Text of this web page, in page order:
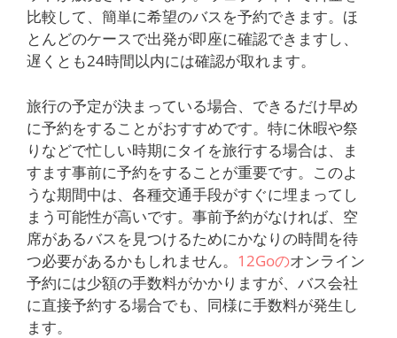
比較して、簡単に希望のバスを予約できます。ほ
とんどのケースで出発が即座に確認できますし、
遅くとも24時間以内には確認が取れます。
旅行の予定が決まっている場合、できるだけ早め
に予約をすることがおすすめです。特に休暇や祭
りなどで忙しい時期にタイを旅行する場合は、ま
すます事前に予約をすることが重要です。このよ
うな期間中は、各種交通手段がすぐに埋まってし
まう可能性が高いです。事前予約がなければ、空
席があるバスを見つけるためにかなりの時間を待
つ必要があるかもしれません。 12Goのオンライン
予約には少額の手数料がかかりますが、バス会社
に直接予約する場合でも、同様に手数料が発生し
ます。